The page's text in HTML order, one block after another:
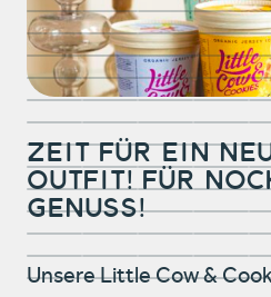
Zeit für ein
Outfit! Für
Genuss!
Unsere Little Cow &